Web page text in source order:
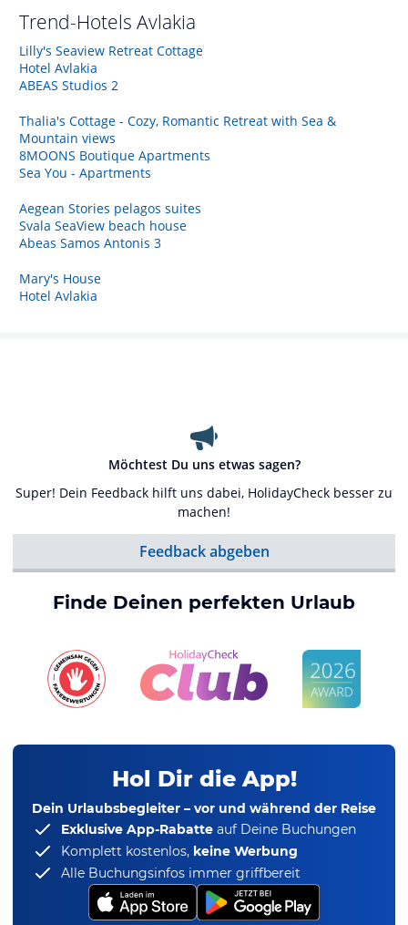
Trend-Hotels Avlakia
Lilly's Seaview Retreat Cottage
Hotel Avlakia
ABEAS Studios 2
Thalia's Cottage - Cozy, Romantic Retreat with Sea &
Mountain views
8MOONS Boutique Apartments
Sea You - Apartments
Aegean Stories pelagos suites
Svala SeaView beach house
Abeas Samos Antonis 3
Mary's House
Hotel Avlakia
Möchtest Du uns etwas sagen?
Super! Dein Feedback hilft uns dabei, HolidayCheck besser zu
machen!
Feedback abgeben
Finde Deinen perfekten Urlaub
Hol Dir die App!
Dein Urlaubsbegleiter – vor und während der Reise
Exklusive App-Rabatte auf Deine Buchungen
Komplett kostenlos, keine Werbung
Alle Buchungsinfos immer griffbereit